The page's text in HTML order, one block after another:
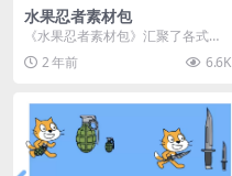
水果忍者素材包
《水果忍者素材包》汇聚了各式鲜
美诱人的水果图像与清脆悦耳的切
割音效，专为追求极致...
2 年前 6.6K